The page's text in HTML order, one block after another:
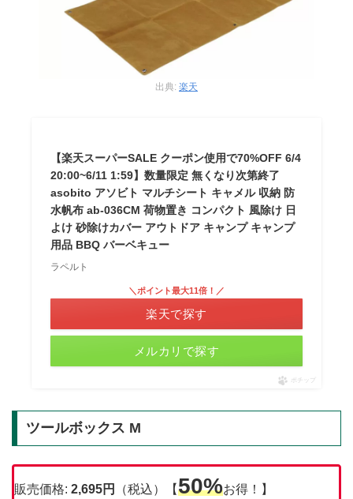
出典: 楽天
【楽天スーパーSALE クーポン使用で70%OFF 6/4
20:00~6/11 1:59】数量限定 無くなり次第終了
asobito アソビト マルチシート キャメル 収納 防
水帆布 ab-036CM 荷物置き コンパクト 風除け 日
よけ 砂除けカバー アウトドア キャンプ キャンプ
用品 BBQ バーベキュー
ラペルト
＼ポイント最大11倍！／
楽天で探す
メルカリで探す
ポチップ
ツールボックス M
販売価格: 2,695円 （税込）【50%お得！】